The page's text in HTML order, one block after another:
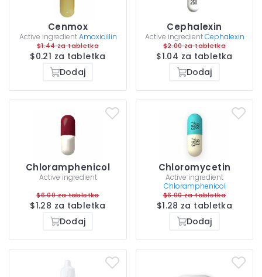
Cenmox
Active ingredient Amoxicillin
$1.44 za tabletka
$0.21 za tabletka
Dodaj
Cephalexin
Active ingredient Cephalexin
$2.00 za tabletka
$1.04 za tabletka
Dodaj
Chloramphenicol
Active ingredient
$6.00 za tabletka
$1.28 za tabletka
Dodaj
Chloromycetin
Active ingredient
Chloramphenicol
$6.00 za tabletka
$1.28 za tabletka
Dodaj